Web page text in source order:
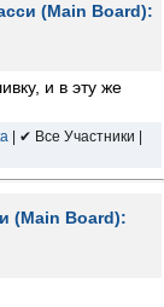
(Main Board):
и в эту же
| ✔ Все Участники |
(Main Board):